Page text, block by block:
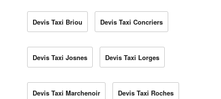
Devis Taxi Briou Devis Taxi Concriers
Devis Taxi Josnes Devis Taxi Lorges
Devis Taxi Marchenoir Devis Taxi Roches